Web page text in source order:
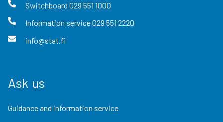
Switchboard 029 551 1000
Information service029 551 2220
info@stat.fi
Ask us
Guidance and information service